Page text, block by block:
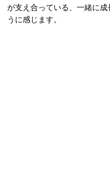
が支え合っている、一緒に
うに感じます。